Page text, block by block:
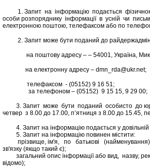
1. Запит на інформацію подається
особи розпоряднику інформації в усній чи
електронною поштою, телефаксом або по
2. Запит може бути поданий до
на поштову адресу – – 54001, Україна,
на електронну адресу – dmn_rda@ukr.net;
телефаксом - (05152) 9 16 51;
за телефоном – (05152) 9 15 15, 9 29 00;
3. Запит може бути поданий особисто до
четвер з 8.00 до 17.00, п’ятниця з 8.00 до 15.45,
4. Запит на інформацію подається у
5. Запит на інформацію повинен містити:
прізвище, ім'я, по батькові (найменування)
зв'язку (якщо такий є);
загальний опис інформації або вид, назву,
відомо);